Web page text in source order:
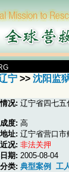
宁 >> 沈阳监
况: 辽宁省四七五
度: 高
址: 辽宁省营口市
况: 非法关押
期: 2005-08-04
类: 典型案例 工